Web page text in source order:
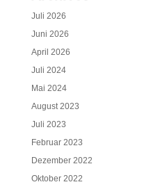
Juli 2026
Juni 2026
April 2026
Juli 2024
Mai 2024
August 2023
Juli 2023
Februar 2023
Dezember 2022
Oktober 2022